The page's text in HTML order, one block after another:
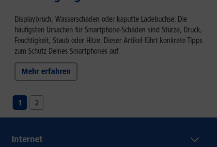
Displaybruch, Wasserschaden oder kaputte Ladebuchse: Die
häufigsten Ursachen für Smartphone-Schäden sind Stürze, Druck,
Feuchtigkeit, Staub oder Hitze. Dieser Artikel führt konkrete Tipps
zum Schutz Deines Smartphones auf.
Mehr erfahren
1 2
Internet